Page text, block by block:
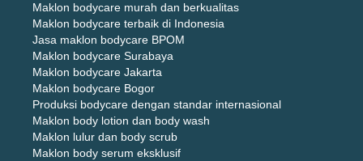
Maklon bodycare murah dan berkualitas
Maklon bodycare terbaik di Indonesia
Jasa maklon bodycare BPOM
Maklon bodycare Surabaya
Maklon bodycare Jakarta
Maklon bodycare Bogor
Produksi bodycare dengan standar internasional
Maklon body lotion dan body wash
Maklon lulur dan body scrub
Maklon body serum eksklusif